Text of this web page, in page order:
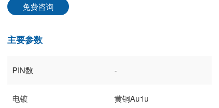
免费咨询
主要参数
PIN数 -
电镀 黄铜Au1u